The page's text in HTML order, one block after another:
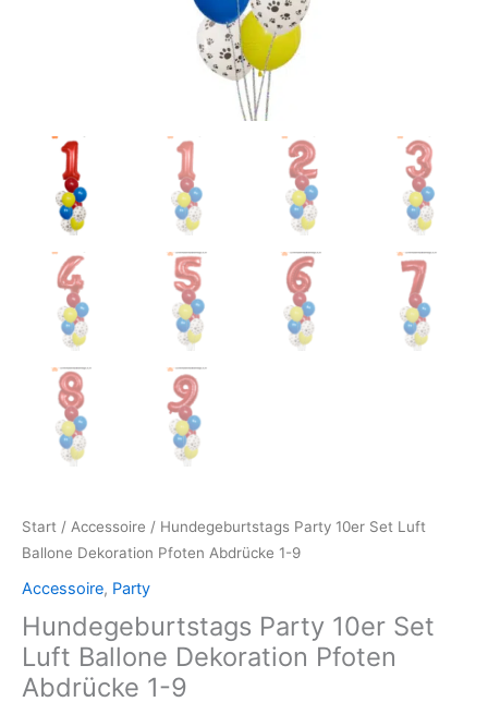
Start / Accessoire / Hundegeburtstags Party 10er Set Luft
Ballone Dekoration Pfoten Abdrücke 1-9
Accessoire, Party
Hundegeburtstags Party 10er Set
Luft Ballone Dekoration Pfoten
Abdrücke 1-9